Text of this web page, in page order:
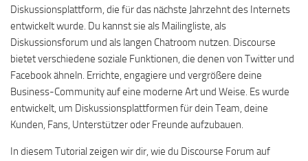
Diskussionsplattform, die für das nächste Jahrzehnt des Internets
entwickelt wurde. Du kannst sie als Mailingliste, als
Diskussionsforum und als langen Chatroom nutzen. Discourse
bietet verschiedene soziale Funktionen, die denen von Twitter und
Facebook ähneln. Errichte, engagiere und vergrößere deine
Business-Community auf eine moderne Art und Weise. Es wurde
entwickelt, um Diskussionsplattformen für dein Team, deine
Kunden, Fans, Unterstützer oder Freunde aufzubauen.
In diesem Tutorial zeigen wir dir, wie du Discourse Forum auf